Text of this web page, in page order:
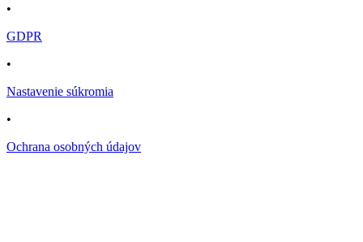
•
GDPR
•
Nastavenie súkromia
•
Ochrana osobných údajov